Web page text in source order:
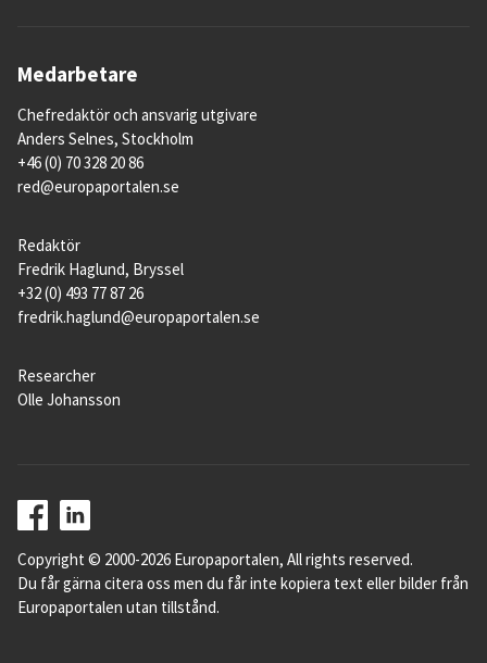
Medarbetare
Chefredaktör och ansvarig utgivare
Anders Selnes, Stockholm
+46 (0) 70 328 20 86
red@europaportalen.se
Redaktör
Fredrik Haglund, Bryssel
+32 (0) 493 77 87 26
fredrik.haglund@europaportalen.se
Researcher
Olle Johansson
Copyright © 2000-2026 Europaportalen, All rights reserved.
Du får gärna citera oss men du får inte kopiera text eller bilder från
Europaportalen utan tillstånd.